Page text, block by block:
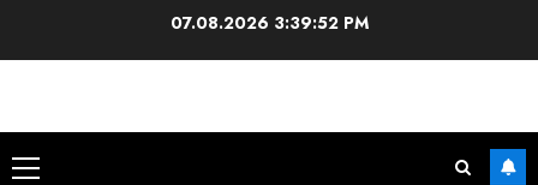
07.08.2026 3:39:53 PM
Primary